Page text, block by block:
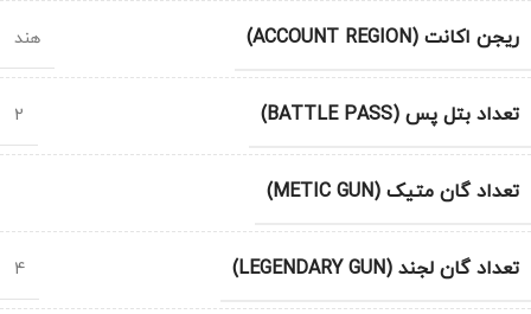
ریجن اکانت (ACCOUNT REGION) هند
تعداد بتل پس (BATTLE PASS) 2
تعداد گان متیک (METIC GUN)
تعداد گان لجند (LEGENDARY GUN) 4